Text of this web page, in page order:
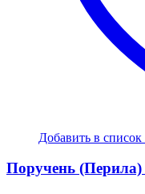
Добавить в
Поручень (Перила)